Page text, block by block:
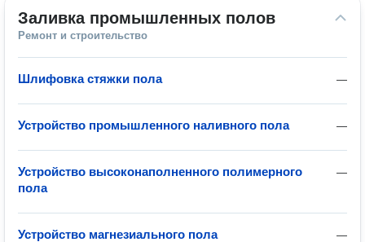
Заливка промышленных полов
Ремонт и строительство
—
Шлифовка стяжки пола
—
Устройство промышленного наливного пола
—
Устройство высоконаполненного полимерного
пола
—
Устройство магнезиального пола